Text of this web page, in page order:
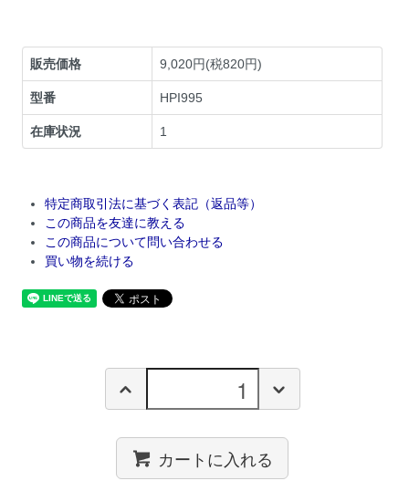
販売価格 9,020円(税820円)
型番 HPI995
在庫状況 1
特定商取引法に基づく表記（返品等）
この商品を友達に教える
この商品について問い合わせる
買い物を続ける
カートに入れる